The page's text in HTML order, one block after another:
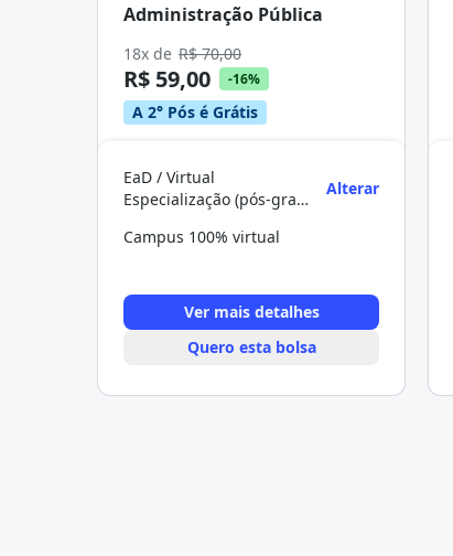
Administração Pública
18x de R$ 70,00
R$ 59,00 -16%
A 2° Pós é Grátis
EaD / Virtual
Especialização (pós-graduação)
Alterar
Campus 100% virtual
Ver mais detalhes
Quero esta bolsa